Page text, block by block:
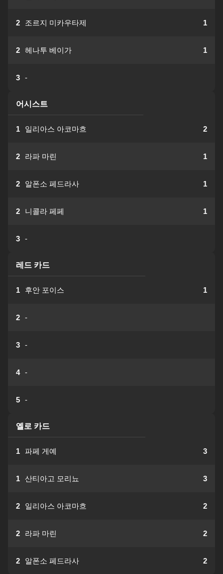
2 조르지 미카우타제 1
2 헤나투 베이가 1
3 -
어시스트
1 일리아스 아코마흐 2
2 라파 마린 1
2 알폰소 페드라사 1
2 니콜라 페페 1
3 -
레드 카드
1 후안 포이스 1
2 -
3 -
4 -
5 -
옐로 카드
1 파페 게예 3
1 산티아고 모리뇨 3
2 일리아스 아코마흐 2
2 라파 마린 2
2 알폰소 페드라사 2